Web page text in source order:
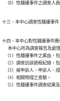
（8）性騷擾事件之調查人
十三、本中心調查性騷擾事
十四、本中心對性騷擾事件
本中心所為調查報告及
（1）性騷擾事件之案由，
（2）調查訪談過程紀錄，
（3）被申訴人、申訴人、
   （4）相關物證之查驗。
（5）性騷擾事件調查結果